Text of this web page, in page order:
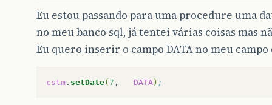
Eu estou passando para uma procedure uma
no meu banco sql, já tentei várias coisas mas
Eu quero inserir o campo DATA no meu
cstm . setDate( 7 , DATA ) ;